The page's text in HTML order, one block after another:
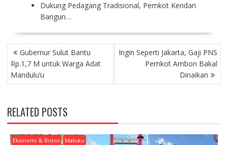
Dukung Pedagang Tradisional, Pemkot Kendari
Bangun…
P
O
S
T
A
V
I
G
Gubernur Sulut Bantu
Rp.1,7 M untuk Warga Adat
Mandulu’u
Ingin Seperti Jakarta, Gaji PNS
Pemkot Ambon Bakal
Dinaikan
RELATED POSTS
Ekonomi & Bisnis Maluku